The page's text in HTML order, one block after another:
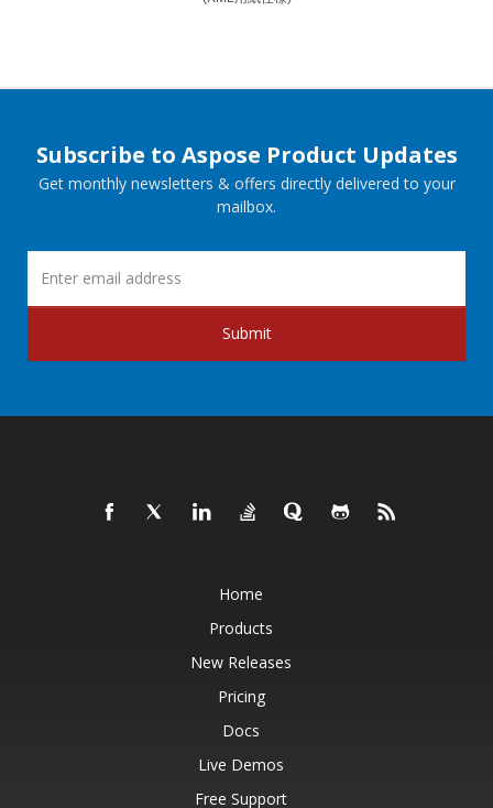
Subscribe to Aspose Product Updates
Get monthly newsletters & offers directly delivered to your
mailbox.
Submit
Home
Products
New Releases
Pricing
Docs
Live Demos
Free Support